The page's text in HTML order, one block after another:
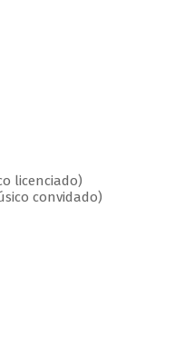
licenciado)
convidado)